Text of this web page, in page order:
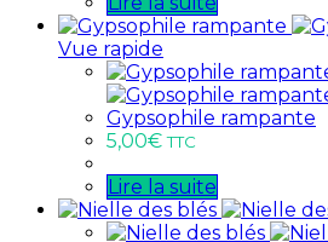
Vue rapide
Gypsophile rampante
5,00€ TTC
Lire la suite